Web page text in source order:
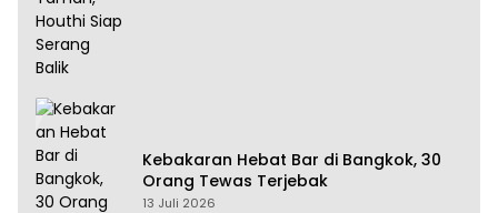
Kebakaran Hebat Bar di Bangkok, 30
Orang Tewas Terjebak
13 Juli 2026